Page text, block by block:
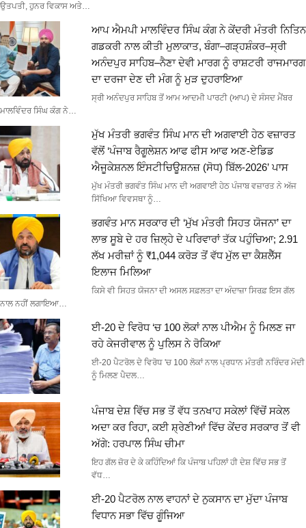
ਉਤਪਤੀ, ਹੁਨਰ ਵਿਕਾਸ ਅਤੇ…
ਆਪ ਐਮਪੀ ਮਾਲਵਿੰਦਰ ਸਿੰਘ ਕੰਗ ਨੇ ਕੇਂਦਰੀ ਮੰਤਰੀ ਨਿਤਿਨ
ਗਡਕਰੀ ਨਾਲ ਕੀਤੀ ਮੁਲਾਕਾਤ, ਬੰਗਾ–ਗੜ੍ਹਸ਼ੰਕਰ–ਸ੍ਰੀ
ਅਨੰਦਪੁਰ ਸਾਹਿਬ–ਨੈਣਾ ਦੇਵੀ ਮਾਰਗ ਨੂੰ ਰਾਸ਼ਟਰੀ ਰਾਜਮਾਰਗ
ਦਾ ਦਰਜਾ ਦੇਣ ਦੀ ਮੰਗ ਨੂੰ ਮੁੜ ਦੁਹਰਾਇਆ
ਸ੍ਰੀ ਅਨੰਦਪੁਰ ਸਾਹਿਬ ਤੋਂ ਆਮ ਆਦਮੀ ਪਾਰਟੀ (ਆਪ) ਦੇ ਸੰਸਦ ਮੈਂਬਰ
ਮਾਲਵਿੰਦਰ ਸਿੰਘ ਕੰਗ ਨੇ…
ਮੁੱਖ ਮੰਤਰੀ ਭਗਵੰਤ ਸਿੰਘ ਮਾਨ ਦੀ ਅਗਵਾਈ ਹੇਠ ਵਜ਼ਾਰਤ
ਵੱਲੋਂ ‘ਪੰਜਾਬ ਰੈਗੂਲੇਸ਼ਨ ਆਫ ਫੀਸ ਆਫ ਅਣ-ਏਡਿਡ
ਐਜੂਕੇਸ਼ਨਲ ਇੰਸਟੀਚਿਊਸ਼ਨਜ਼ (ਸੋਧ) ਬਿੱਲ-2026’ ਪਾਸ
ਮੁੱਖ ਮੰਤਰੀ ਭਗਵੰਤ ਸਿੰਘ ਮਾਨ ਦੀ ਅਗਵਾਈ ਹੇਠ ਪੰਜਾਬ ਵਜ਼ਾਰਤ ਨੇ ਅੱਜ
ਸਿੱਖਿਆ ਵਿਵਸਥਾ ਨੂੰ…
ਭਗਵੰਤ ਮਾਨ ਸਰਕਾਰ ਦੀ ‘ਮੁੱਖ ਮੰਤਰੀ ਸਿਹਤ ਯੋਜਨਾ’ ਦਾ
ਲਾਭ ਸੂਬੇ ਦੇ ਹਰ ਜ਼ਿਲ੍ਹੇ ਦੇ ਪਰਿਵਾਰਾਂ ਤੱਕ ਪਹੁੰਚਿਆ; 2.91
ਲੱਖ ਮਰੀਜ਼ਾਂ ਨੂੰ ₹1,044 ਕਰੋੜ ਤੋਂ ਵੱਧ ਮੁੱਲ ਦਾ ਕੈਸ਼ਲੈੱਸ
ਇਲਾਜ ਮਿਲਿਆ
ਕਿਸੇ ਵੀ ਸਿਹਤ ਯੋਜਨਾ ਦੀ ਅਸਲ ਸਫ਼ਲਤਾ ਦਾ ਅੰਦਾਜ਼ਾ ਸਿਰਫ਼ ਇਸ ਗੱਲ
ਨਾਲ ਨਹੀਂ ਲਗਾਇਆ…
ਈ-20 ਦੇ ਵਿਰੋਧ ‘ਚ 100 ਲੋਕਾਂ ਨਾਲ ਪੀਐਮ ਨੂੰ ਮਿਲਣ ਜਾ
ਰਹੇ ਕੇਜਰੀਵਾਲ ਨੂੰ ਪੁਲਿਸ ਨੇ ਰੋਕਿਆ
ਈ-20 ਪੈਟਰੋਲ ਦੇ ਵਿਰੋਧ 'ਚ 100 ਲੋਕਾਂ ਨਾਲ ਪ੍ਰਧਾਨ ਮੰਤਰੀ ਨਰਿੰਦਰ ਮੋਦੀ
ਨੂੰ ਮਿਲਣ ਪੈਦਲ…
ਪੰਜਾਬ ਦੇਸ਼ ਵਿੱਚ ਸਭ ਤੋਂ ਵੱਧ ਤਨਖਾਹ ਸਕੇਲਾਂ ਵਿੱਚੋਂ ਸਕੇਲ
ਅਦਾ ਕਰ ਰਿਹਾ, ਕਈ ਸ਼੍ਰੇਣੀਆਂ ਵਿੱਚ ਕੇਂਦਰ ਸਰਕਾਰ ਤੋਂ ਵੀ
ਅੱਗੇ: ਹਰਪਾਲ ਸਿੰਘ ਚੀਮਾ
ਇਹ ਗੱਲ ਜ਼ੋਰ ਦੇ ਕੇ ਕਹਿੰਦਿਆਂ ਕਿ ਪੰਜਾਬ ਪਹਿਲਾਂ ਹੀ ਦੇਸ਼ ਵਿੱਚ ਸਭ ਤੋਂ
ਵੱਧ…
ਈ-20 ਪੈਟਰੋਲ ਨਾਲ ਵਾਹਨਾਂ ਦੇ ਨੁਕਸਾਨ ਦਾ ਮੁੱਦਾ ਪੰਜਾਬ
ਵਿਧਾਨ ਸਭਾ ਵਿੱਚ ਗੂੰਜਿਆ